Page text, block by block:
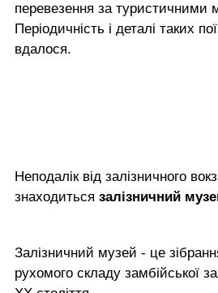
перевезення за туристичними
Періодичність і деталі таких
вдалося.
Неподалік від залізничного
знаходиться залізничний
Залізничний музей - це
рухомого складу замбійської